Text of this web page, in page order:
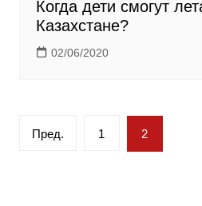
Когда дети смогут
Казахстане?
02/06/2020
Пагинация
Пред. 1 2